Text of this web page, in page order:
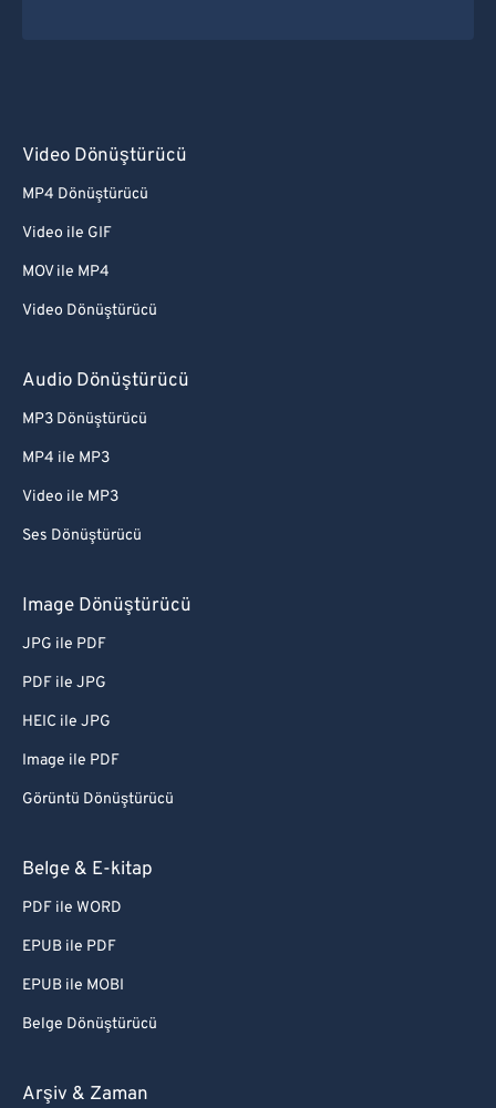
Video Dönüştürücü
MP4 Dönüştürücü
Video ile GIF
MOV ile MP4
Video Dönüştürücü
Audio Dönüştürücü
MP3 Dönüştürücü
MP4 ile MP3
Video ile MP3
Ses Dönüştürücü
Image Dönüştürücü
JPG ile PDF
PDF ile JPG
HEIC ile JPG
Image ile PDF
Görüntü Dönüştürücü
Belge & E-kitap
PDF ile WORD
EPUB ile PDF
EPUB ile MOBI
Belge Dönüştürücü
Arşiv & Zaman